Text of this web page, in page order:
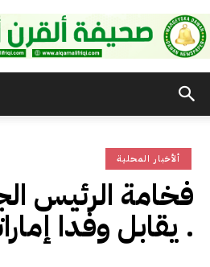
الأفريقي
ألأخبار المحلية
فخامة الرئيس
يقابل وفدا إماراتيا .